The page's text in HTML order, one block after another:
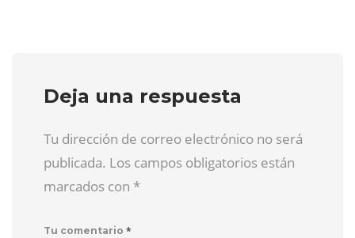
Deja una respuesta
Tu dirección de correo electrónico no será
publicada. Los campos obligatorios están
marcados con *
Tu comentario *